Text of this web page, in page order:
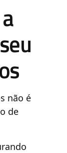
não é
de